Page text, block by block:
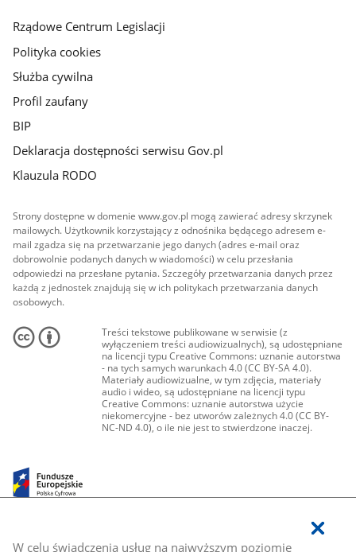
W celu świadczenia usług na najwyższym poziomie
Rządowe Centrum Legislacji
Polityka cookies
Służba cywilna
Profil zaufany
BIP
Deklaracja dostępności serwisu Gov.pl
Klauzula RODO
Strony dostępne w domenie www.gov.pl mogą zawierać adresy skrzynek
mailowych. Użytkownik korzystający z odnośnika będącego adresem e-
mail zgadza się na przetwarzanie jego danych (adres e-mail oraz
dobrowolnie podanych danych w wiadomości) w celu przesłania
odpowiedzi na przesłane pytania. Szczegóły przetwarzania danych przez
każdą z jednostek znajdują się w ich politykach przetwarzania danych
osobowych.
Treści tekstowe publikowane w serwisie (z
wyłączeniem treści audiowizualnych), są udostępniane
na licencji typu Creative Commons: uznanie autorstwa
- na tych samych warunkach 4.0 (CC BY-SA 4.0).
Materiały audiowizualne, w tym zdjęcia, materiały
audio i wideo, są udostępniane na licencji typu
Creative Commons: uznanie autorstwa użycie
niekomercyjne - bez utworów zależnych 4.0 (CC BY-
NC-ND 4.0), o ile nie jest to stwierdzone inaczej.